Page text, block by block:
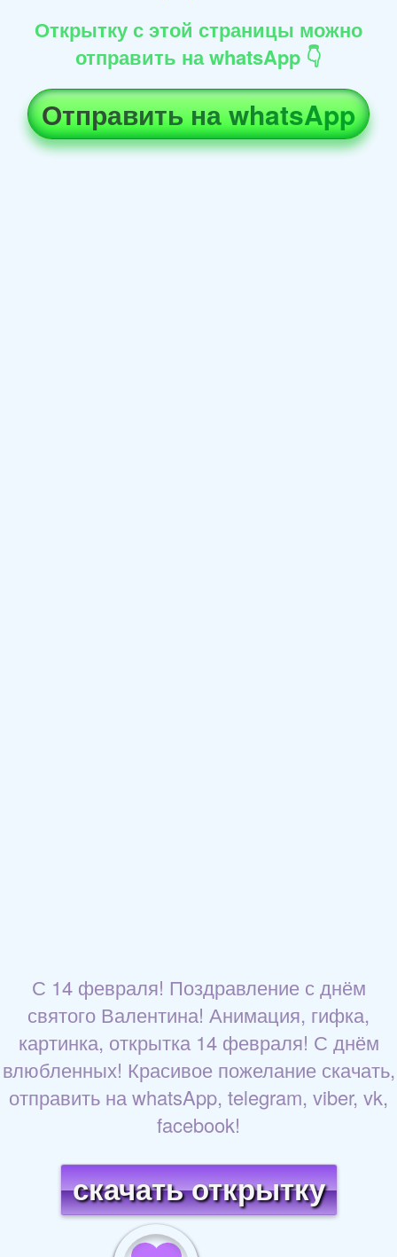
Открытку с этой страницы можно
отправить на whatsApp 👇
Отправить на whatsApp
С 14 февраля! Поздравление с днём
святого Валентина! Анимация, гифка,
картинка, открытка 14 февраля! С днём
влюбленных! Красивое пожелание скачать,
отправить на whatsApp, telegram, viber, vk,
facebook!
скачать открытку